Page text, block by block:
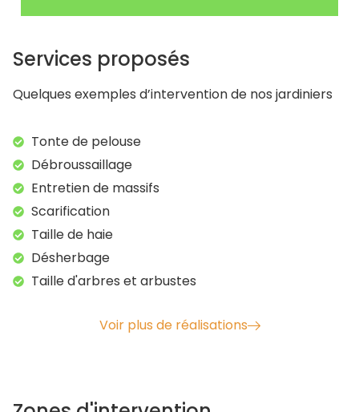
Services proposés
Quelques exemples d’intervention de nos jardiniers
Tonte de pelouse
Débroussaillage
Entretien de massifs
Scarification
Taille de haie
Désherbage
Taille d'arbres et arbustes
Voir plus de réalisations